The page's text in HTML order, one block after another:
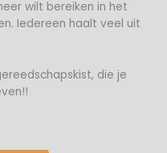
wilt bereiken in het
Iedereen haalt veel uit
die je